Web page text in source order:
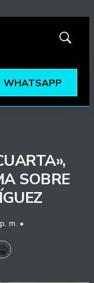
Mostrar
WHATSAPP
SOBRE
m. •
Print